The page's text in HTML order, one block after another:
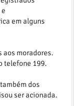
em alguns
aos moradores.
telefone 199.
dos
ser acionada.